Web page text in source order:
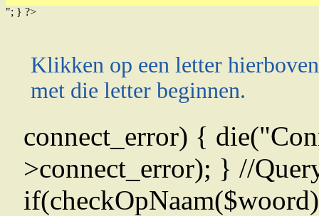
"; } ?>
Klikken op een letter
met die letter beginnen.
connect_error) {
>connect_error); } //